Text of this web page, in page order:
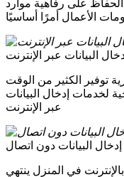
الحفاظ على رفاهية موارد
البيانات عبر الإنترنت
توفير الكثير من الوقت
لخدمات إدخال البيانات
عبر الإنترنت
إدخال البيانات دون اتصال
في المنزل ينتهي